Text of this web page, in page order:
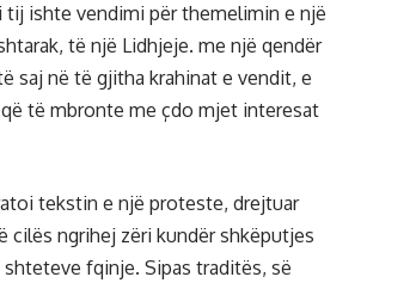
ishte vendimi për themelimin e një
të një Lidhjeje. me një qendër
saj në të gjitha krahinat e vendit, e
të mbronte me çdo mjet interesat
tekstin e një proteste, drejtuar
cilës ngrihej zëri kundër shkëputjes
fqinje. Sipas traditës, së